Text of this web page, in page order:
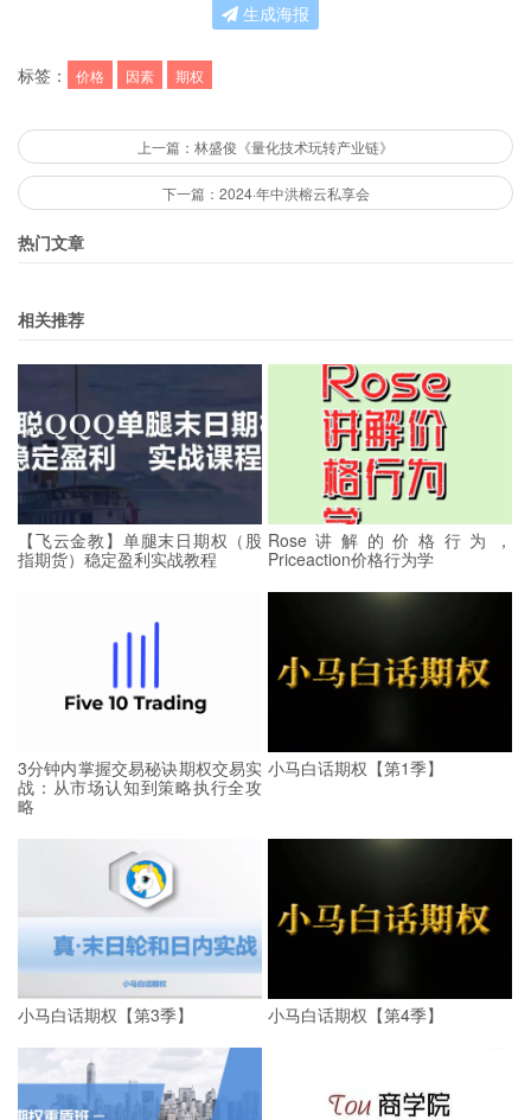
生成海报
标签： 价格 因素 期权
上一篇：林盛俊《量化技术玩转产业链》
下一篇：2024·年中洪榕云私享会
热门文章
相关推荐
【飞云金教】单腿末日期权（股
指期货）稳定盈利实战教程
Rose讲解的价格行为，
Priceaction价格行为学
3分钟内掌握交易秘诀期权交易实
战：从市场认知到策略执行全攻
略
小马白话期权【第1季】
小马白话期权【第3季】 小马白话期权【第4季】